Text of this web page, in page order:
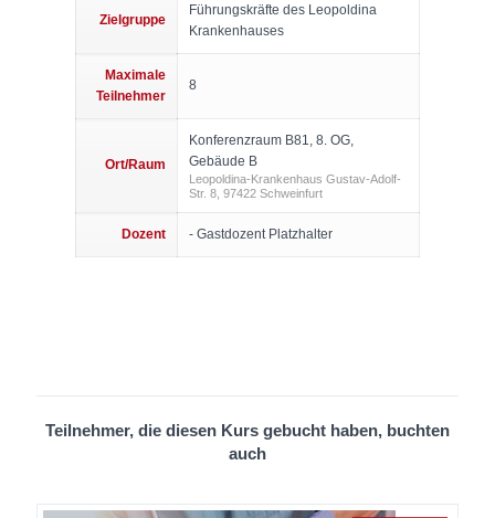
Zielgruppe
Führungskräfte des Leopoldina
Krankenhauses
Maximale
Teilnehmer
8
Ort/Raum
Konferenzraum B81, 8. OG,
Gebäude B
Leopoldina-Krankenhaus Gustav-Adolf-
Str. 8, 97422 Schweinfurt
Dozent - Gastdozent Platzhalter
Teilnehmer, die diesen Kurs gebucht haben, buchten
auch